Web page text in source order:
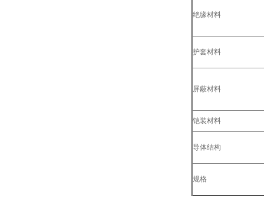
绝缘材料
护套材料
屏蔽材料
铠装材料
导体结构
规格